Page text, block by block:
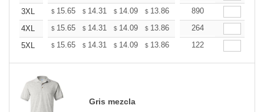
3XL
$ 15.65 $ 14.31 $ 14.09 $ 13.86 13.64
890
4XL
$ 15.65 $ 14.31 $ 14.09 $ 13.86 13.64
264
5XL
$ 15.65 $ 14.31 $ 14.09 $ 13.86 13.64
122
Gris mezcla